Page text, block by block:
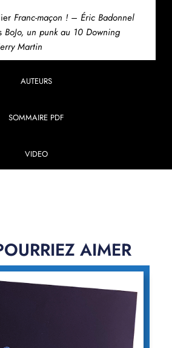
AUTEURS
SOMMAIRE PDF
VIDEO
Franc-maçon ! – Éric Badonnel
BoJo, un punk au 10 Downing
Martin
AIMER